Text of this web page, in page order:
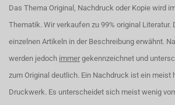
Das Thema Original, Nachdruck oder Kopie wird
Thematik. Wir verkaufen zu 99% original Literatur.
einzelnen Artikeln in der Beschreibung erwähnt.
werden jedoch immer gekennzeichnet und
zum Original deutlich. Ein Nachdruck ist ein meist
Druckwerk. Es unterscheidet sich meist wenig